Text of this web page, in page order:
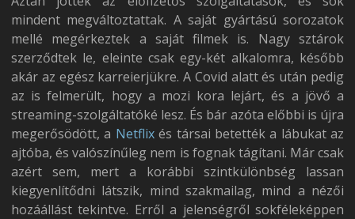
mindent megváltoztattak. A saját gyártású sorozatok
mellé megérkeztek a saját filmek is. Nagy sztárok
szerződtek le, eleinte csak egy-két alkalomra, később
akár az egész karreierjükre. A Covid alatt és után pedig
az is felmerült, hogy a mozi kora lejárt, és a jövő a
streaming-szolgáltatóké lesz. És bár azóta előbbi is újra
megerősödött, a Netflixés társai betették a lábukat az
ajtóba, és valószínűleg nem is fognak tágítani. Már csak
azért sem, mert a korábbi szintkülönbség lassan
kiegyenlítődni látszik, mind szakmailag, mind a nézői
hozáállást tekintve. Erről a jelenségről sokféleképpen